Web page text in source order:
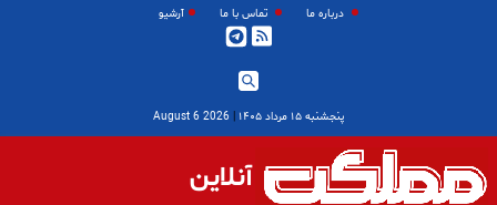
درباره ما تماس با ما آرشیو
پنجشنبه ۱۵ مرداد ۱۴۰۵ |
2026 August 6
آنلاین